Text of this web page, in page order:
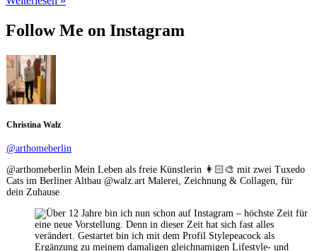
einrichten:
10
Shopping
Tipps
Follow Me on Instagram
Christina Walz
@arthomeberlin
@arthomeberlin Mein Leben als freie Künstlerin 👩🏻‍🎨 mit zwei Tuxedo
Cats im Berliner Altbau @walz.art Malerei, Zeichnung & Collagen, für
dein Zuhause